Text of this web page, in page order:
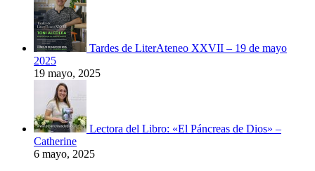
Tardes de LiterAteneo XXVII – 19 de mayo
2025
19 mayo, 2025
Lectora del Libro: «El Páncreas de Dios» –
Catherine
6 mayo, 2025